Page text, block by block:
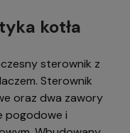
kotła
sterownik z
Sterownik
oraz dwa zawory
pogodowe i